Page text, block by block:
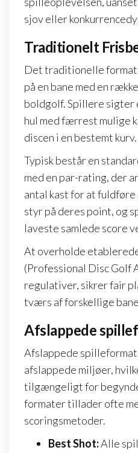
sjov eller
Traditionelt
Det traditionelle
på en bane med en
boldgolf. Spillere
hul med færrest mulige
discen i en bestemt kurv.
Typisk består en
med en par-rating, der
antal kast for at
styr på deres point, og
laveste samlede score
At overholde
(Professional Disc Golf
regulativer, sikrer fair
tværs af forskellige
Afslappede
Afslappede
afslappede miljøer,
tilgængeligt for
formater tillader ofte
scoringsmetoder.
Best Shot:Alle